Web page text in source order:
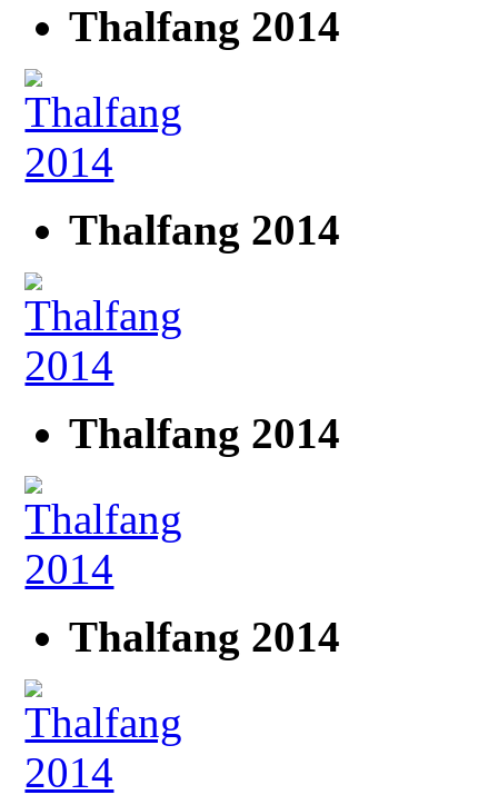
Thalfang 2014
Thalfang 2014
Thalfang 2014
Thalfang 2014